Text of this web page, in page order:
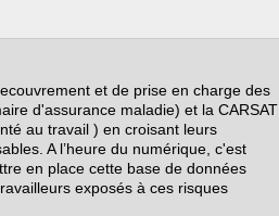
et de prise en charge des
d'assurance maladie) et la CARSAT
au travail ) en croisant leurs
A l’heure du numérique, c'est
en place cette base de données
exposés à ces risques